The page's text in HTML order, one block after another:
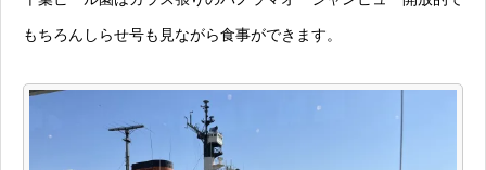
もちろんしらせ号も見ながら食事ができます。